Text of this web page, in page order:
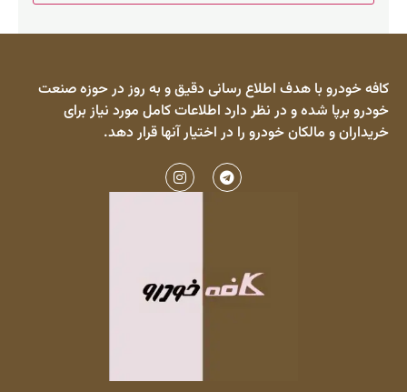
کافه خودرو با هدف اطلاع رسانی دقیق و به روز در حوزه صنعت
خودرو برپا شده و در نظر دارد اطلاعات کامل مورد نیاز برای
خریداران و مالکان خودرو را در اختیار آنها قرار دهد.